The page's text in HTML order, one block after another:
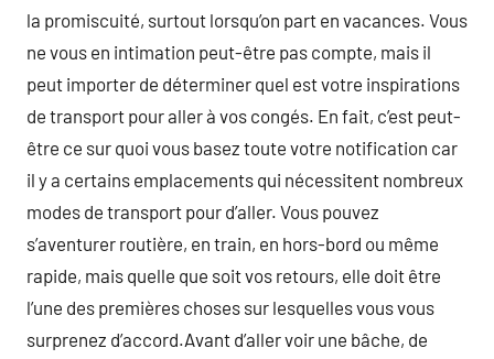
la promiscuité, surtout lorsqu’on part en vacances. Vous
ne vous en intimation peut-être pas compte, mais il
peut importer de déterminer quel est votre inspirations
de transport pour aller à vos congés. En fait, c’est peut-
être ce sur quoi vous basez toute votre notification car
il y a certains emplacements qui nécessitent nombreux
modes de transport pour d’aller. Vous pouvez
s’aventurer routière, en train, en hors-bord ou même
rapide, mais quelle que soit vos retours, elle doit être
l’une des premières choses sur lesquelles vous vous
surprenez d’accord.Avant d’aller voir une bâche, de